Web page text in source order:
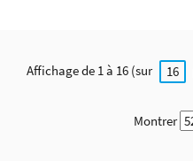
Affichage de 1 à 16 (sur 16
Montrer